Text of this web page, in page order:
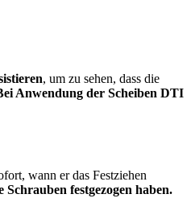
, um zu sehen, dass die
Anwendung der Scheiben DTI
wann er das Festziehen
Schrauben festgezogen haben.